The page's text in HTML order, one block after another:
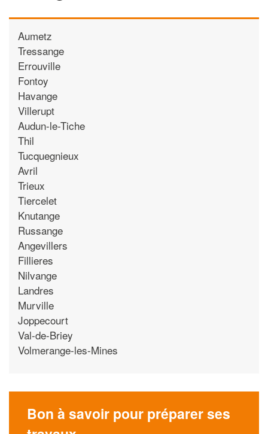
Aumetz
Tressange
Errouville
Fontoy
Havange
Villerupt
Audun-le-Tiche
Thil
Tucquegnieux
Avril
Trieux
Tiercelet
Knutange
Russange
Angevillers
Fillieres
Nilvange
Landres
Murville
Joppecourt
Val-de-Briey
Volmerange-les-Mines
Bon à savoir pour préparer ses